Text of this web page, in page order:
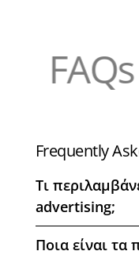
FAQs
Frequently
Τι
advertising;
Ποια είναι τα